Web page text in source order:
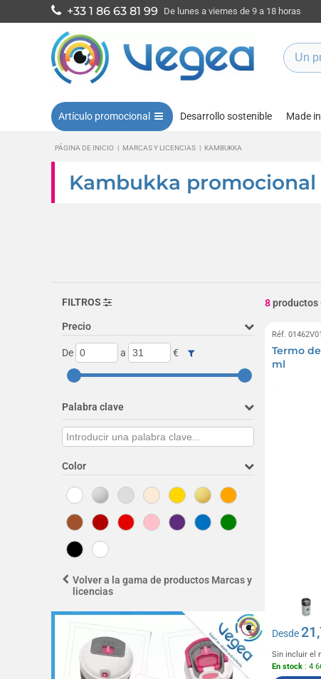
+33 1 86 63 81 99 De lunes a viernes de 9 a 18 horas
Artículo promocional Desarrollo sostenible Made
PÁGINA DE INICIO | MARCAS Y LICENCIAS | KAMBUKKA
Kambukka
FILTROS
Precio
De a €
Palabra clave
Color
Volver a la gama de productos Marcas y
licencias
8productos
Réf.
Termo
ml
Desde
Sin incluir el
En stock : 4